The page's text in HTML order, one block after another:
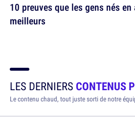
10 preuves que les gens nés
meilleurs
LES DERNIERS CONTENUS
Le contenu chaud, tout juste sorti de notre